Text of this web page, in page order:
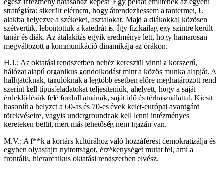
stratégiára: sikerült elérnem, hogy átrendezhessem a tantermet, U
alakba helyezve a székeket, asztalokat. Majd a diákokkal közösen
szétvertük, lebontottuk a katedrát is. Így fizikailag egy szintre került
tanár és diák. Az átalakítás egyik eredménye lett, hogy hamarosan
megváltozott a kommunikáció dinamikája az órákon.
H.J.: Az oktatási rendszerben nehéz keresztül vinni a korszerű,
hálózat alapú organikus gondolkodást mint a közös munka alapját. A
hallgatóknak, tanulóknak a legtöbb esetben előre meghatározott rend
szerint kell típusfeladatokat teljesíteniük, ahelyett, hogy a saját
érdeklődésük felé fordulhatnának, saját idő és térhasználattal. Kicsit
hasonlít a helyzet a 60-as és 70-es évek kelet-európai avantgárd
törekvéseire, vagyis undergroundnak kell lenni intézményes
kereteken belül, mert más lehetőség nem igazán van.
M.V.: A f**k a kortárs kultúrához való hozzáférést demokratizálja és
egyben olyasfajta nyitottságot, érzékenységet mutat fel, ami a
frontális, hierarchikus oktatási rendszerben elvész.